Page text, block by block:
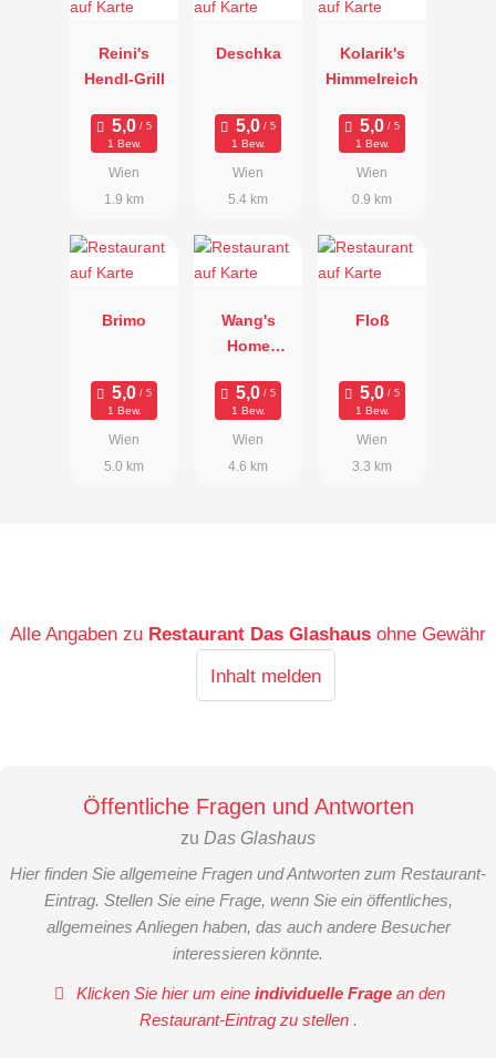
Reini's
Hendl-Grill
1 Bew.
Wien
1.9 km
Deschka
1 Bew.
Wien
5.4 km
Kolarik's
Himmelreich
1 Bew.
Wien
0.9 km
Brimo
1 Bew.
Wien
5.0 km
Wang's
Home
1 Bew.
Wien
4.6 km
Floß
1 Bew.
Wien
3.3 km
Alle Angaben zu Restaurant Das Glashaus ohne Gewähr
Inhalt melden
Öffentliche Fragen und Antworten
zu Das Glashaus
Hier finden Sie allgemeine Fragen und Antworten zum Restaurant-
Eintrag. Stellen Sie eine Frage, wenn Sie ein öffentliches,
allgemeines Anliegen haben, das auch andere Besucher
interessieren könnte.
Klicken Sie hier um eineindividuelle Frage an den
Restaurant-Eintrag zu stellen .